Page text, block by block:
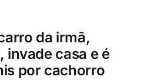
da irmã,
invade casa e é
por cachorro